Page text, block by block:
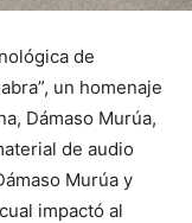
de
un homenaje
Dámaso Murúa,
de audio
Murúa y
impactó al